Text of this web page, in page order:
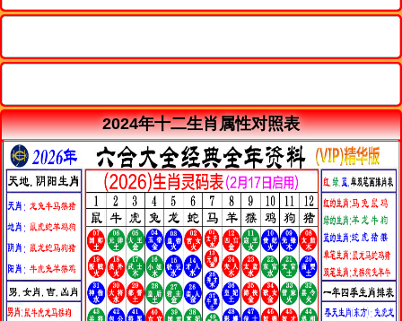
2024年十二生肖属性对照表